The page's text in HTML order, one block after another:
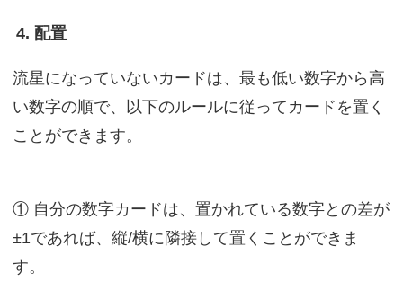
4. 配置
流星になっていないカードは、最も低い数字から高
い数字の順で、以下のルールに従ってカードを置く
ことができます。
① 自分の数字カードは、置かれている数字との差が
±1であれば、縦/横に隣接して置くことができま
す。